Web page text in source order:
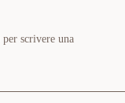
per scrivere una